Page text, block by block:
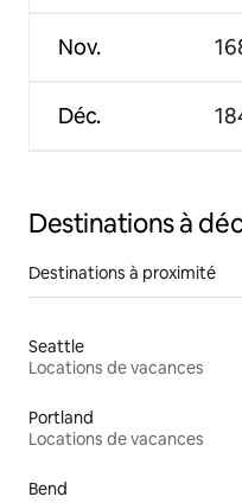
Nov.
Déc.
Destinations à
Destinations à proximité
Seattle
Locations de vacances
Portland
Locations de vacances
Bend